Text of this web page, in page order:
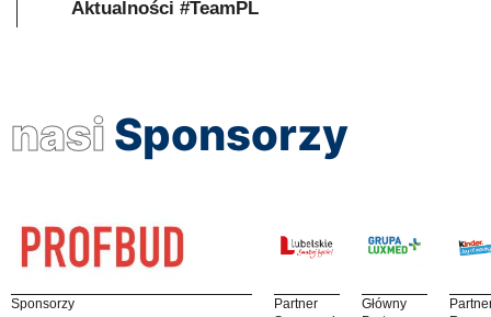
Aktualności #TeamPL
nasi Sponsorzy
Sponsorzy
Partner
Główny